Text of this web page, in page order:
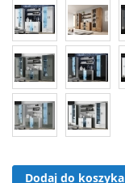
Dodaj do koszyka